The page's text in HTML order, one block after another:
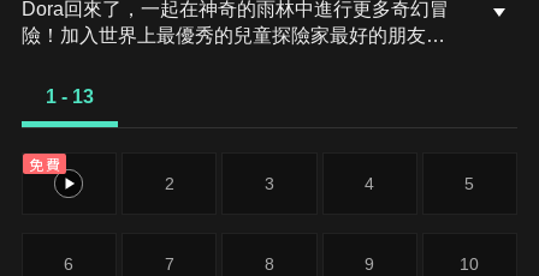
Dora回來了，一起在神奇的雨林中進行更多奇幻冒
險！加入世界上最優秀的兒童探險家最好的朋友
限，現在就出發！
1 - 13
免費
1 2 3 4 5
6 7 8 9 10